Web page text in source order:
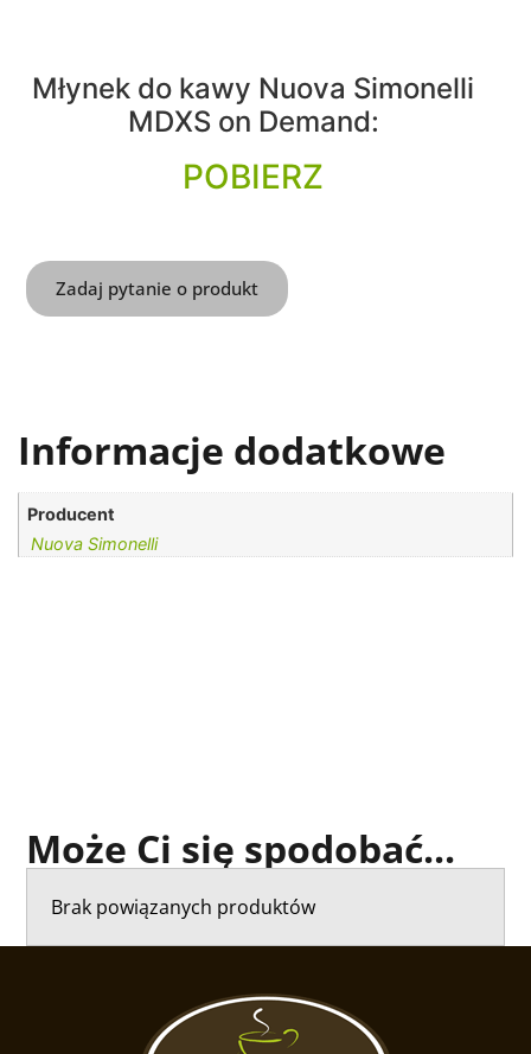
Młynek do kawy Nuova Simonelli
MDXS on Demand:
POBIERZ
Zadaj pytanie o produkt
Informacje dodatkowe
Producent
Nuova Simonelli
Może Ci się spodobać...
Brak powiązanych produktów